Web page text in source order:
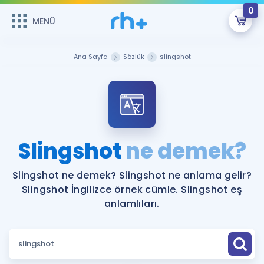
MENÜ
0
ÜYE DEĞİLİM
Sepetin Şu An Boş.
Remzi Hoca ile seni sınava hazırlayacak onlarca eğitim seni
bekliyor!
MENÜ
Katılımcı Görüşleri
Faydalı Araçlar
Sözlük
Hakkımızda
Ana Sayfa Sözlük slingshot
Slingshotne demek?
Slingshot ne demek? Slingshot ne anlama gelir?
Slingshot İngilizce örnek cümle. Slingshot eş
anlamlıları.